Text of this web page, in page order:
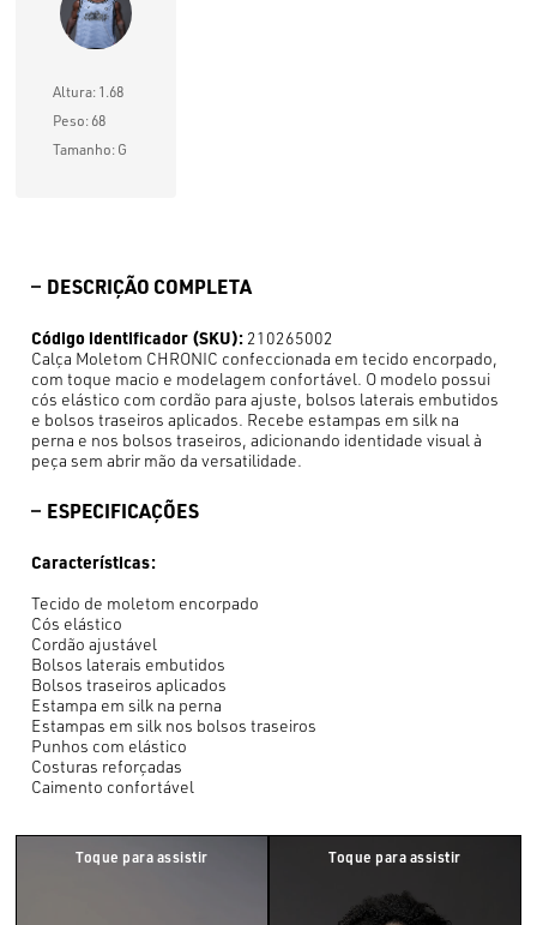
Altura: 1.68
Peso: 68
Tamanho: G
DESCRIÇÃO COMPLETA
Código identificador (SKU): 210265002
Calça Moletom CHRONIC confeccionada em tecido encorpado,
com toque macio e modelagem confortável. O modelo possui
cós elástico com cordão para ajuste, bolsos laterais embutidos
e bolsos traseiros aplicados. Recebe estampas em silk na
perna e nos bolsos traseiros, adicionando identidade visual à
peça sem abrir mão da versatilidade.
ESPECIFICAÇÕES
Características:
Tecido de moletom encorpado
Cós elástico
Cordão ajustável
Bolsos laterais embutidos
Bolsos traseiros aplicados
Estampa em silk na perna
Estampas em silk nos bolsos traseiros
Punhos com elástico
Costuras reforçadas
Caimento confortável